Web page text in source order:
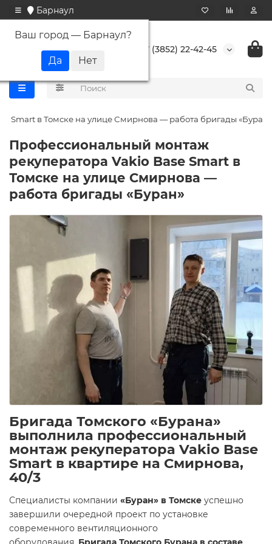
Барнаул
Ваш город — Барнаул?
+7 (3852) 22-42-45
Smart в Томске на улице Смирнова — работа бригады «Буран»
Профессиональный монтаж
рекуператора Vakio Base Smart в
Томске на улице Смирнова —
работа бригады «Буран»
Бригада Томского «Бурана»
выполнила профессиональный
монтаж рекуператора Vakio Base
Smart в квартире на Смирнова,
40/3
Специалисты компании «Буран» в Томске успешно
завершили очередной проект по установке
современного вентиляционного